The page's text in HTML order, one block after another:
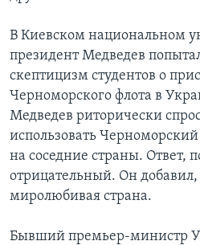
В Киевском национальном
президент Медведев
скептицизм студентов о
Черноморского флота в
Медведев риторически
использовать
на соседние страны. Ответ,
отрицательный. Он добавил,
миролюбивая страна.
Бывший премьер-министр